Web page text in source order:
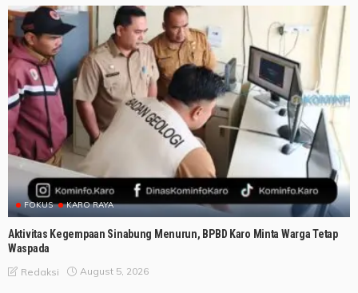
FOKUS KARO RAYA
Aktivitas Kegempaan Sinabung Menurun, BPBD Karo Minta Warga Tetap
Waspada
Redaksi August 5, 2026